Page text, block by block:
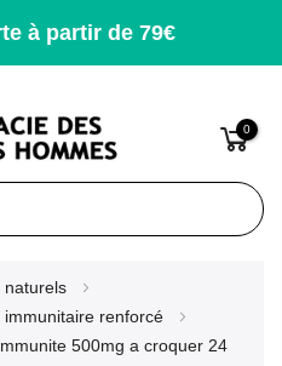
à partir de 79€
0
naturels
immunitaire renforcé
500mg a croquer 24